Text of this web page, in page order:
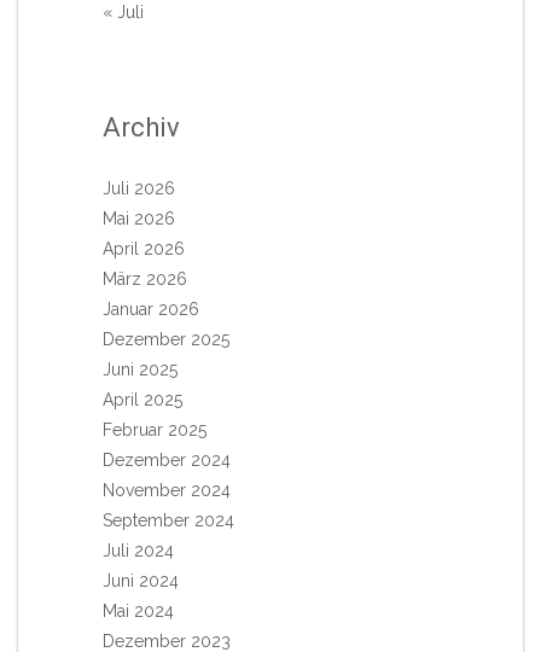
« Juli
Archiv
Juli 2026
Mai 2026
April 2026
März 2026
Januar 2026
Dezember 2025
Juni 2025
April 2025
Februar 2025
Dezember 2024
November 2024
September 2024
Juli 2024
Juni 2024
Mai 2024
Dezember 2023